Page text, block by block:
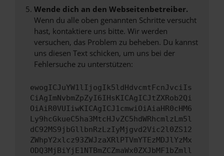
Wende dich an den Webseitenbetreiber.
Wenn du alle oben genannten Schritte versucht
hast, kontaktiere uns bitte. Wir werden
versuchen, das Problem zu beheben. Du kannst
uns diesen Text schicken, um uns bei der
Fehlersuche zu unterstützen:
ewogICJuYW1lIjogIk5ldHdvcmtFcnJvciIs
CiAgImNvbmZpZyI6IHsKICAgICJtZXRob2Qi
OiAiR0VUIiwKICAgICJ1cmwiOiAiaHR0cHM6
Ly9hcGkueC5ha3MtcHJvZC5hdWRhcmlzLm5l
dC92MS9jbGllbnRzLzIyMjgvd2Vic2l0ZS12
ZWhpY2xlcz93ZWJzaXRlPTVmYTEzMDJlYzMx
ODQ3MjBiYjE1NTBmZCZmaWx0ZXJbMF1bZmll